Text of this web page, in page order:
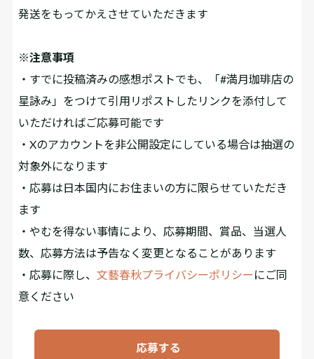
発送をもってかえさせていただきます
※注意事項
・すでに投稿済みの感想ポストでも、「#満月珈琲店の
星詠み」をつけて引用リポストしたリンクを添付して
いただければご応募可能です
・Xのアカウントを非公開設定にしている場合は抽選の
対象外になります
・応募は日本国内にお住まいの方に限らせていただき
ます
・やむを得ない事情により、応募期間、賞品、当選人
数、応募方法は予告なく変更となることがあります
・応募に際し、文藝春秋プライバシーポリシー にご同
意ください
応募する